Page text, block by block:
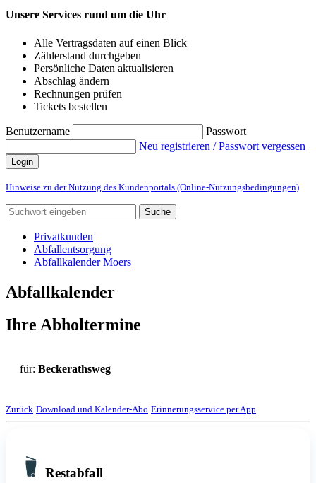
Unsere Services rund um die Uhr
Alle Vertragsdaten auf einen Blick
Zählerstand durchgeben
Persönliche Daten aktualisieren
Abschlag ändern
Rechnungen prüfen
Tickets bestellen
Benutzername
Passwort
Neu registrieren / Passwort vergessen
Login
Hinweise zu der Nutzung des Kundenportals (Online-Nutzungsbedingungen)
Suche
Privatkunden
Abfallentsorgung
Abfallkalender Moers
Abfallkalender
Ihre Abholtermine
für: Beckerathsweg
Zurück Download und Kalender-Abo Erinnerungsservice per App
Restabfall